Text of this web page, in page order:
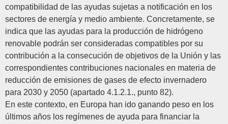
compatibilidad de las ayudas sujetas a notificación en los
sectores de energía y medio ambiente. Concretamente, se
indica que las ayudas para la producción de hidrógeno
renovable podrán ser consideradas compatibles por su
contribución a la consecución de objetivos de la Unión y las
correspondientes contribuciones nacionales en materia de
reducción de emisiones de gases de efecto invernadero
para 2030 y 2050 (apartado 4.1.2.1., punto 82).
En este contexto, en Europa han ido ganando peso en los
últimos años los regímenes de ayuda para financiar la